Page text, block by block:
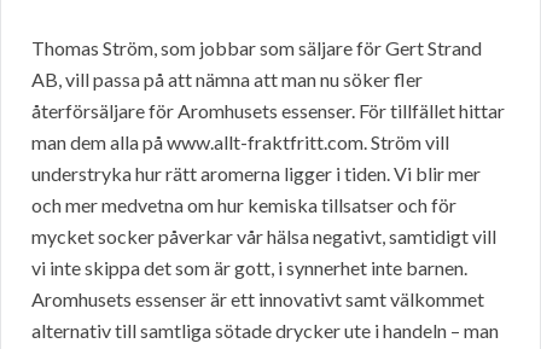
Thomas Ström, som jobbar som säljare för Gert Strand
AB, vill passa på att nämna att man nu söker fler
återförsäljare för Aromhusets essenser. För tillfället hittar
man dem alla på www.allt-fraktfritt.com. Ström vill
understryka hur rätt aromerna ligger i tiden. Vi blir mer
och mer medvetna om hur kemiska tillsatser och för
mycket socker påverkar vår hälsa negativt, samtidigt vill
vi inte skippa det som är gott, i synnerhet inte barnen.
Aromhusets essenser är ett innovativt samt välkommet
alternativ till samtliga sötade drycker ute i handeln – man